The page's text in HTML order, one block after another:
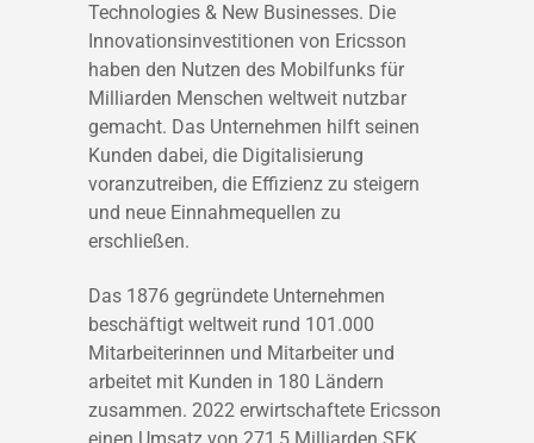
Technologies & New Businesses. Die
Innovationsinvestitionen von Ericsson
haben den Nutzen des Mobilfunks für
Milliarden Menschen weltweit nutzbar
gemacht. Das Unternehmen hilft seinen
Kunden dabei, die Digitalisierung
voranzutreiben, die Effizienz zu steigern
und neue Einnahmequellen zu
erschließen.
Das 1876 gegründete Unternehmen
beschäftigt weltweit rund 101.000
Mitarbeiterinnen und Mitarbeiter und
arbeitet mit Kunden in 180 Ländern
zusammen. 2022 erwirtschaftete Ericsson